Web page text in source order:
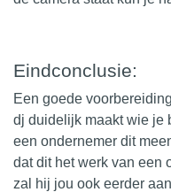
Eindconclusie:
Een goede
dj duidelijk maakt wie je
een ondernemer dit
dat dit het werk van een
zal hij jou ook eerder